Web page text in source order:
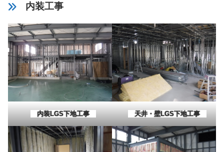
内装工事
内装LGS下地工事 天井・壁LGS下地工事